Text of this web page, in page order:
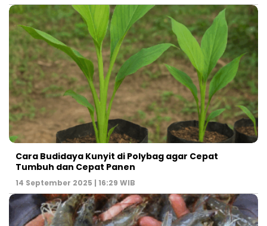
Cara Budidaya Kunyit di Polybag agar Cepat
Tumbuh dan Cepat Panen
14 September 2025 | 16:29 WIB